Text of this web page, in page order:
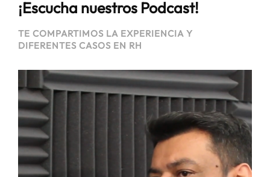
¡Escucha nuestros Podcast!
TE COMPARTIMOS LA EXPERIENCIA Y
DIFERENTES CASOS EN RH